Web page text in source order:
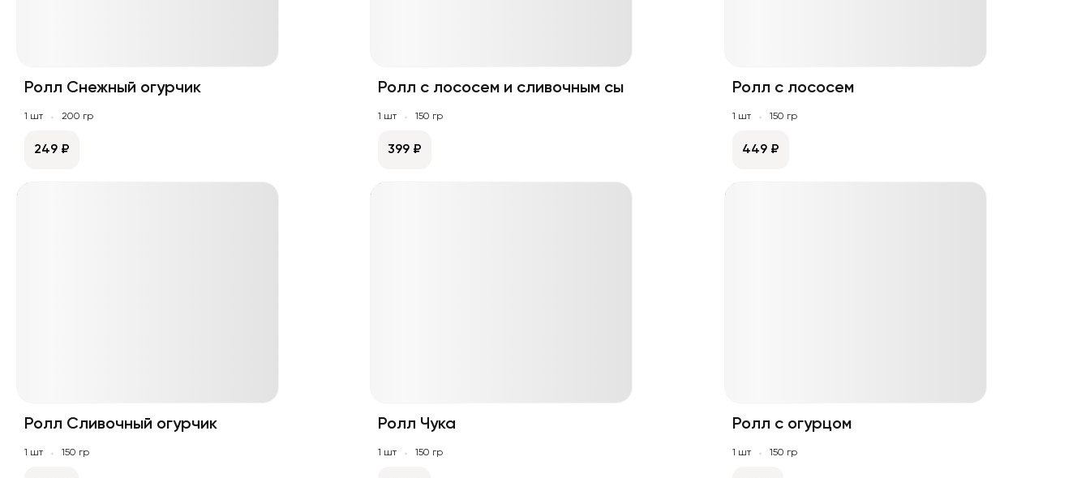
Ролл Снежный огурчик
1 шт 200 гр
249 ₽
Ролл с лососем и сливочным сыром
1 шт 150 гр
399 ₽
Ролл с лососем
1 шт 150 гр
449 ₽
Ролл Сливочный огурчик
1 шт 150 гр
Ролл Чука
1 шт 150 гр
Ролл с огурцом
1 шт 150 гр